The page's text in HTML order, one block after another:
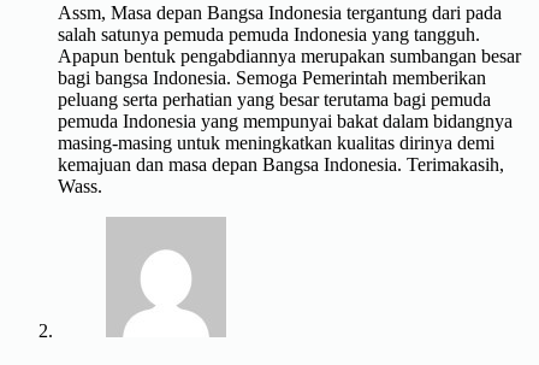
Assm, Masa depan Bangsa Indonesia tergantung dari pada
salah satunya pemuda pemuda Indonesia yang tangguh.
Apapun bentuk pengabdiannya merupakan sumbangan besar
bagi bangsa Indonesia. Semoga Pemerintah memberikan
peluang serta perhatian yang besar terutama bagi pemuda
pemuda Indonesia yang mempunyai bakat dalam bidangnya
masing-masing untuk meningkatkan kualitas dirinya demi
kemajuan dan masa depan Bangsa Indonesia. Terimakasih,
Wass.